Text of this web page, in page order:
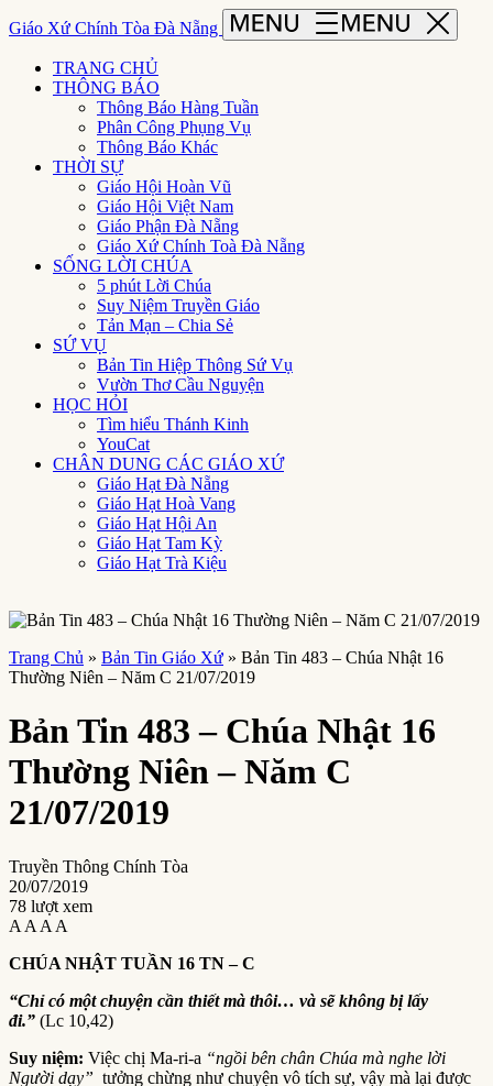
Giáo Xứ Chính Tòa Đà Nẵng
TRANG CHỦ
THÔNG BÁO
Thông Báo Hàng Tuần
Phân Công Phụng Vụ
Thông Báo Khác
THỜI SỰ
Giáo Hội Hoàn Vũ
Giáo Hội Việt Nam
Giáo Phận Đà Nẵng
Giáo Xứ Chính Toà Đà Nẵng
SỐNG LỜI CHÚA
5 phút Lời Chúa
Suy Niệm Truyền Giáo
Tản Mạn – Chia Sẻ
SỨ VỤ
Bản Tin Hiệp Thông Sứ Vụ
Vườn Thơ Cầu Nguyện
HỌC HỎI
Tìm hiểu Thánh Kinh
YouCat
CHÂN DUNG CÁC GIÁO XỨ
Giáo Hạt Đà Nẵng
Giáo Hạt Hoà Vang
Giáo Hạt Hội An
Giáo Hạt Tam Kỳ
Giáo Hạt Trà Kiệu
Trang Chủ » Bản Tin Giáo Xứ » Bản Tin 483 – Chúa Nhật 16
Thường Niên – Năm C 21/07/2019
Bản Tin 483 – Chúa Nhật 16
Thường Niên – Năm C
21/07/2019
Truyền Thông Chính Tòa
20/07/2019
78 lượt xem
A A A A
CHÚA NHẬT TUẦN 16 TN – C
“Chỉ có một chuyện cần thiết mà thôi… và sẽ không bị lấy
đi.” (Lc 10,42)
Suy niệm: Việc chị Ma-ri-a “ngồi bên chân Chúa mà nghe lời
Người dạy” tưởng chừng như chuyện vô tích sự, vậy mà lại được